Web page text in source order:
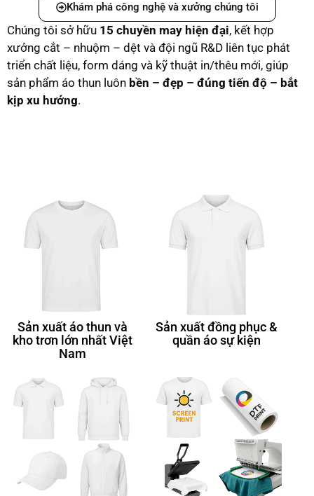
Khám phá công nghệ và xưởng chúng tôi
Chúng tôi sở hữu 15 chuyền may hiện đại, kết hợp
xưởng cắt – nhuộm – dệt và đội ngũ R&D liên tục phát
triển chất liệu, form dáng và kỹ thuật in/thêu mới, giúp
sản phẩm áo thun luôn bền – đẹp – đúng tiến độ – bắt
kịp xu hướng.
Sản xuất áo thun và
kho trơn lớn nhất Việt
Nam
Sản xuất đồng phục &
quần áo sự kiện